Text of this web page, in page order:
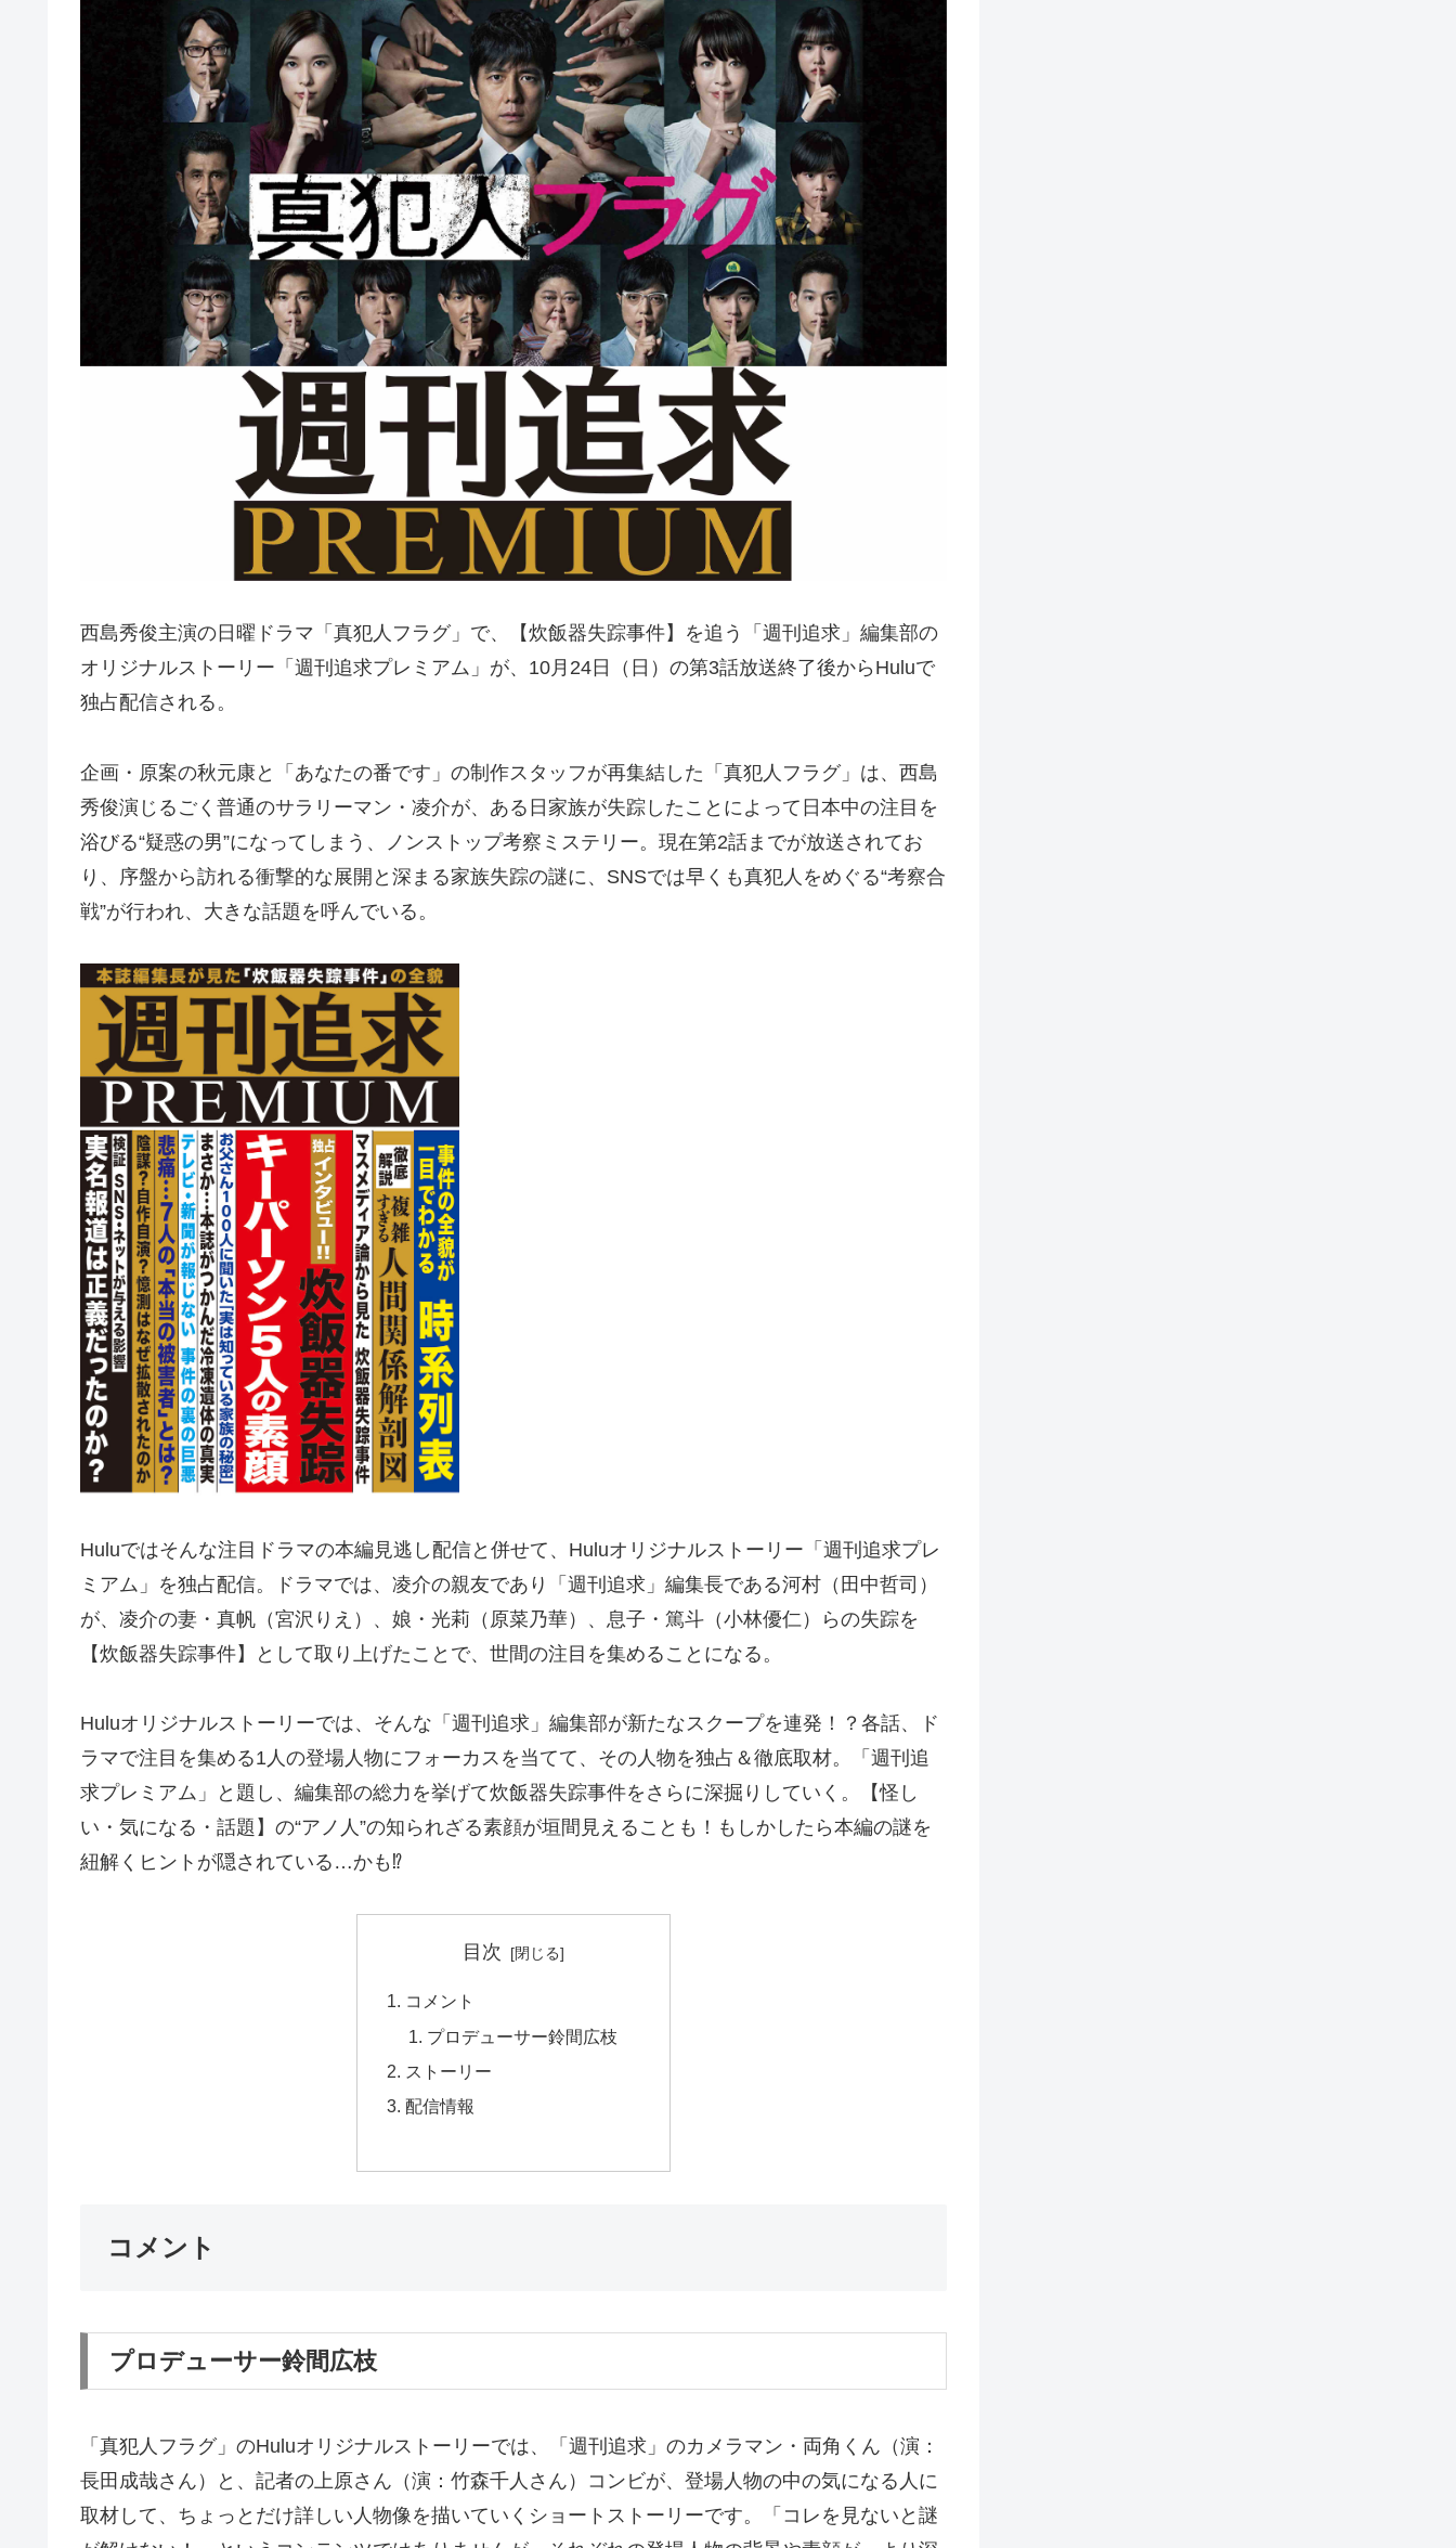
西島秀俊主演の日曜ドラマ「真犯人フラグ」で、【炊飯器失踪事件】を追う「週刊追求」編集部の
オリジナルストーリー「週刊追求プレミアム」が、10月24日（日）の第3話放送終了後からHuluで
独占配信される。
企画・原案の秋元康と「あなたの番です」の制作スタッフが再集結した「真犯人フラグ」は、西島
秀俊演じるごく普通のサラリーマン・凌介が、ある日家族が失踪したことによって日本中の注目を
浴びる“疑惑の男”になってしまう、ノンストップ考察ミステリー。現在第2話までが放送されてお
り、序盤から訪れる衝撃的な展開と深まる家族失踪の謎に、SNSでは早くも真犯人をめぐる“考察合
戦”が行われ、大きな話題を呼んでいる。
Huluではそんな注目ドラマの本編見逃し配信と併せて、Huluオリジナルストーリー「週刊追求プレ
ミアム」を独占配信。ドラマでは、凌介の親友であり「週刊追求」編集長である河村（田中哲司）
が、凌介の妻・真帆（宮沢りえ）、娘・光莉（原菜乃華）、息子・篤斗（小林優仁）らの失踪を
【炊飯器失踪事件】として取り上げたことで、世間の注目を集めることになる。
Huluオリジナルストーリーでは、そんな「週刊追求」編集部が新たなスクープを連発！？各話、ド
ラマで注目を集める1人の登場人物にフォーカスを当てて、その人物を独占＆徹底取材。「週刊追
求プレミアム」と題し、編集部の総力を挙げて炊飯器失踪事件をさらに深掘りしていく。【怪し
い・気になる・話題】の“アノ人”の知られざる素顔が垣間見えることも！もしかしたら本編の謎を
紐解くヒントが隠されている…かも⁉
目次
コメント
プロデューサー鈴間広枝
ストーリー
配信情報
コメント
プロデューサー鈴間広枝
「真犯人フラグ」のHuluオリジナルストーリーでは、「週刊追求」のカメラマン・両角くん（演：
長田成哉さん）と、記者の上原さん（演：竹森千人さん）コンビが、登場人物の中の気になる人に
取材して、ちょっとだけ詳しい人物像を描いていくショートストーリーです。「コレを見ないと謎